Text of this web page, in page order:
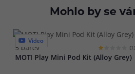
Mohlo by se
Video
5 barev (1)
MOTI Play Mini Pod Kit (Alloy Grey)